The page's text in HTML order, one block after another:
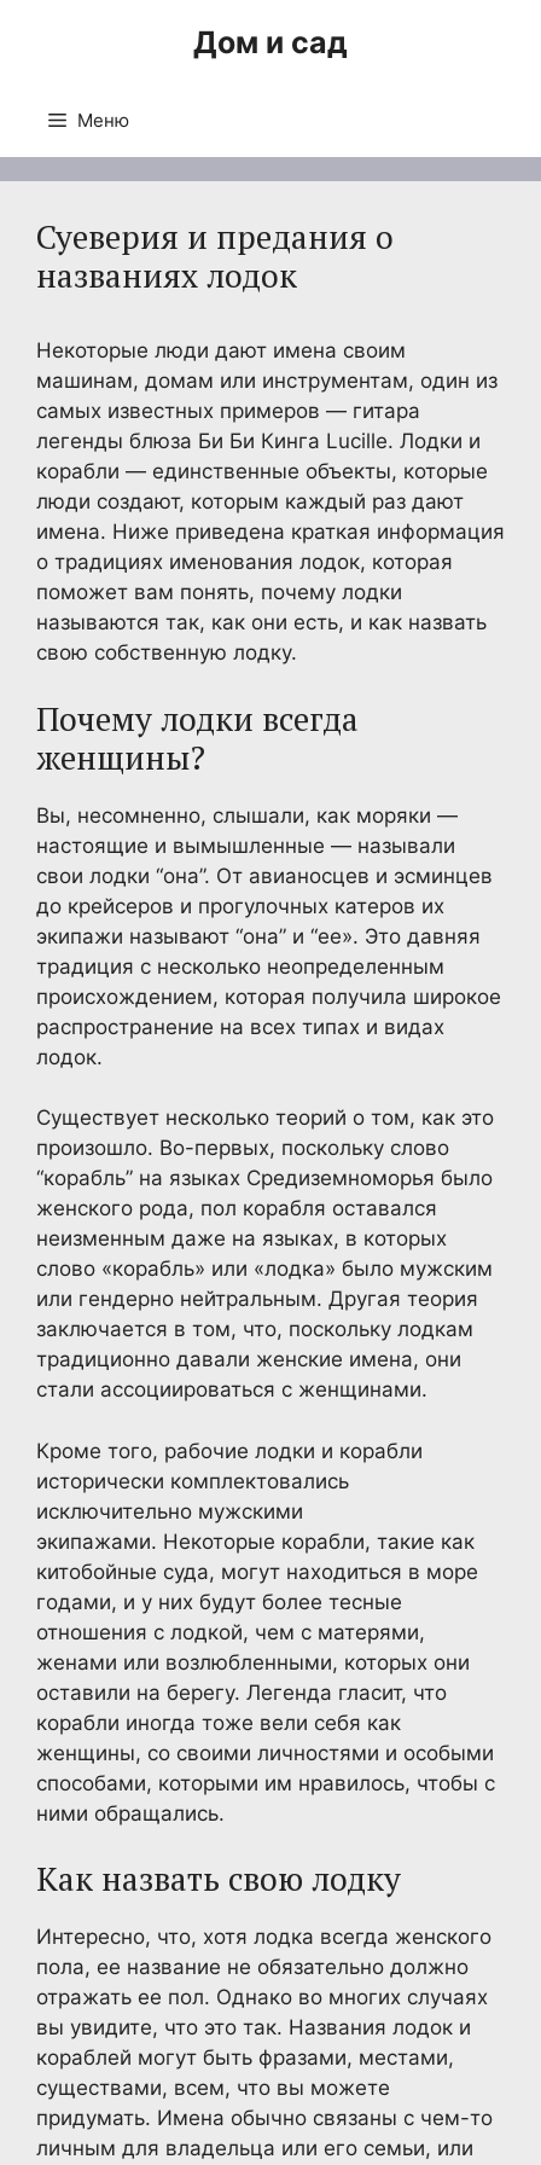
Дом и сад
Меню
Суеверия и предания о
названиях лодок
Некоторые люди дают имена своим
машинам, домам или инструментам, один из
самых известных примеров — гитара
легенды блюза Би Би Кинга Lucille. Лодки и
корабли — единственные объекты, которые
люди создают, которым каждый раз дают
имена. Ниже приведена краткая информация
о традициях именования лодок, которая
поможет вам понять, почему лодки
называются так, как они есть, и как назвать
свою собственную лодку.
Почему лодки всегда
женщины?
Вы, несомненно, слышали, как моряки —
настоящие и вымышленные — называли
свои лодки “она”. От авианосцев и эсминцев
до крейсеров и прогулочных катеров их
экипажи называют “она” и “ее». Это давняя
традиция с несколько неопределенным
происхождением, которая получила широкое
распространение на всех типах и видах
лодок.
Существует несколько теорий о том, как это
произошло. Во-первых, поскольку слово
“корабль” на языках Средиземноморья было
женского рода, пол корабля оставался
неизменным даже на языках, в которых
слово «корабль» или «лодка» было мужским
или гендерно нейтральным. Другая теория
заключается в том, что, поскольку лодкам
традиционно давали женские имена, они
стали ассоциироваться с женщинами.
Кроме того, рабочие лодки и корабли
исторически комплектовались
исключительно мужскими
экипажами. Некоторые корабли, такие как
китобойные суда, могут находиться в море
годами, и у них будут более тесные
отношения с лодкой, чем с матерями,
женами или возлюбленными, которых они
оставили на берегу. Легенда гласит, что
корабли иногда тоже вели себя как
женщины, со своими личностями и особыми
способами, которыми им нравилось, чтобы с
ними обращались.
Как назвать свою лодку
Интересно, что, хотя лодка всегда женского
пола, ее название не обязательно должно
отражать ее пол. Однако во многих случаях
вы увидите, что это так. Названия лодок и
кораблей могут быть фразами, местами,
существами, всем, что вы можете
придумать. Имена обычно связаны с чем-то
личным для владельца или его семьи, или